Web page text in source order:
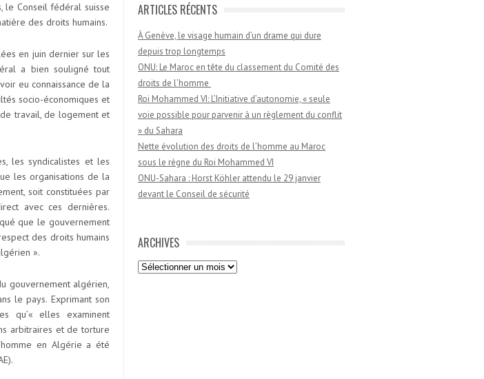
le Conseil fédéral suisse
des droits humains.
en juin dernier sur les
a bien souligné tout
eu connaissance de la
socio-économiques et
travail, de logement et
les syndicalistes et les
les organisations de la
soit constituées par
avec ces dernières.
que le gouvernement
des droits humains
».
gouvernement algérien,
le pays. Exprimant son
qu’« elles examinent
arbitraires et de torture
en Algérie a été
ARTICLES RÉCENTS
À Genève, le visage humain d’un drame qui dure
depuis trop longtemps
ONU: Le Maroc en tête du classement du Comité des
droits de l’homme
Roi Mohammed VI: L’Initiative d’autonomie, « seule
voie possible pour parvenir à un règlement du conflit
» du Sahara
Nette évolution des droits de l’homme au Maroc
sous le règne du Roi Mohammed VI
ONU-Sahara : Horst Köhler attendu le 29 janvier
devant le Conseil de sécurité
ARCHIVES
Archives